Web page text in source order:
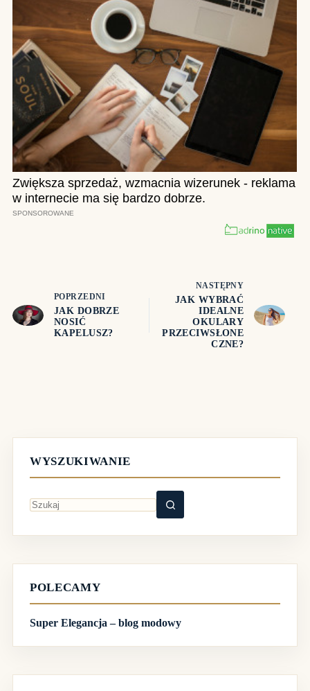
POPRZEDNI
JAK DOBRZE
NOSIĆ
KAPELUSZ?
NASTĘPNY
JAK WYBRAĆ
IDEALNE
OKULARY
PRZECIWSŁONE
CZNE?
WYSZUKIWANIE
wyników
POLECAMY
Super Elegancja – blog modowy